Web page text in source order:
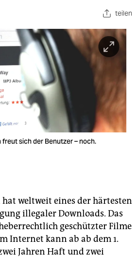
teilen
freut sich der Benutzer – noch.
hat weltweit eines der härtesten
illegaler Downloads. Das
geschützter Filme
Internet kann ab ab dem 1.
Jahren Haft und zwei